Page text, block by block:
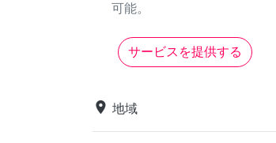
可能。
サービスを提供する
place 地域